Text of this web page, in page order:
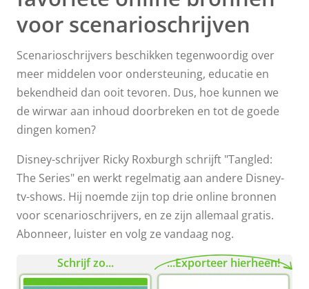
voor scenarioschrijven
Scenarioschrijvers beschikken tegenwoordig over
meer middelen voor ondersteuning, educatie en
bekendheid dan ooit tevoren. Dus, hoe kunnen we
de wirwar aan inhoud doorbreken en tot de goede
dingen komen?
Disney-schrijver Ricky Roxburgh schrijft "Tangled:
The Series" en werkt regelmatig aan andere Disney-
tv-shows. Hij noemde zijn top drie online bronnen
voor scenarioschrijvers, en ze zijn allemaal gratis.
Abonneer, luister en volg ze vandaag nog.
Schrijf zo... ...Exporteer hierheen!